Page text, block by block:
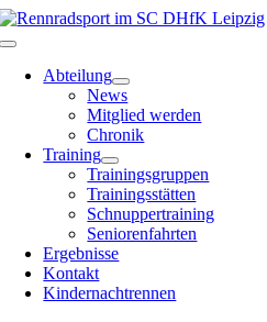
Zum
Inhalt
Toggle
NavigationAbteilung
News
Mitglied werden
Chronik
Training
Trainingsgruppen
Trainingsstätten
Schnuppertraining
Seniorenfahrten
Ergebnisse
Kontakt
Kindernachtrennen